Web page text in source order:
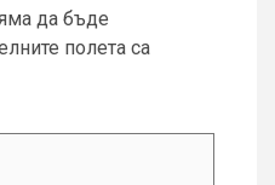
да бъде
полета са